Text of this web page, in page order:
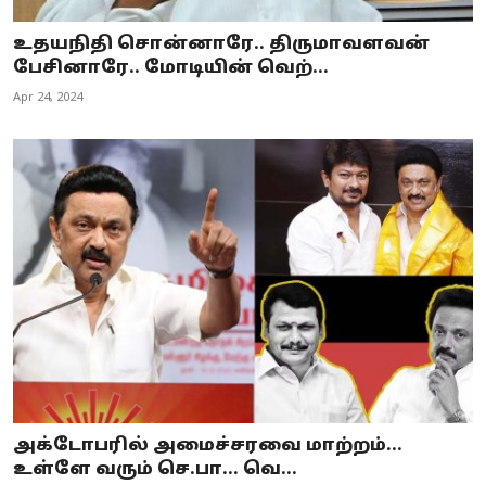
உதயநிதி சொன்னாரே.. திருமாவளவன்
பேசினாரே.. மோடியின் வெற்...
Apr 24, 2024
அக்டோபரில் அமைச்சரவை மாற்றம்...
உள்ளே வரும் செ.பா... வெ...